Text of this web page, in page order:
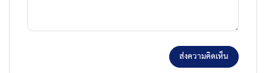
ส่งความคิดเห็น